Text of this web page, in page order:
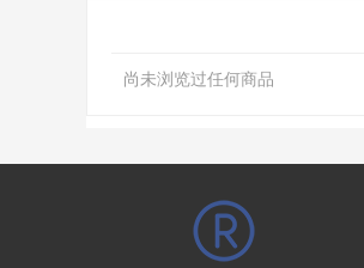
尚未浏览过任何商品